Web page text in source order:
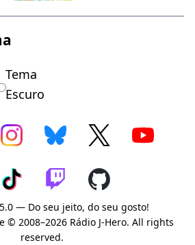
Tema
Escuro
— Do seu jeito, do seu gosto!
© 2008–2026 Rádio J-Hero. All rights
reserved.